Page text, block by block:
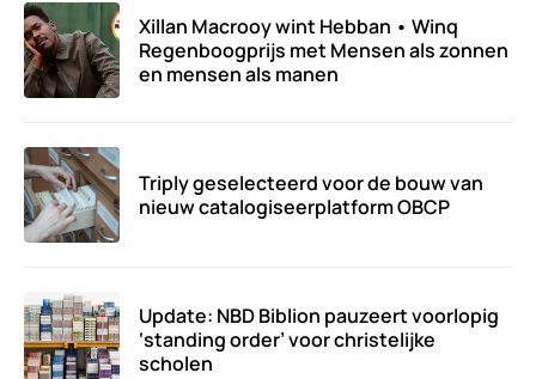
Xillan Macrooy wint Hebban • Winq
Regenboogprijs met Mensen als zonnen
en mensen als manen
Triply geselecteerd voor de bouw van
nieuw catalogiseerplatform OBCP
Update: NBD Biblion pauzeert voorlopig
‘standing order’ voor christelijke
scholen